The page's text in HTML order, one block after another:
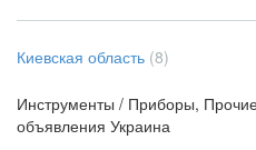
Киевская область (8)
Инструменты / Приборы,
объявления Украина